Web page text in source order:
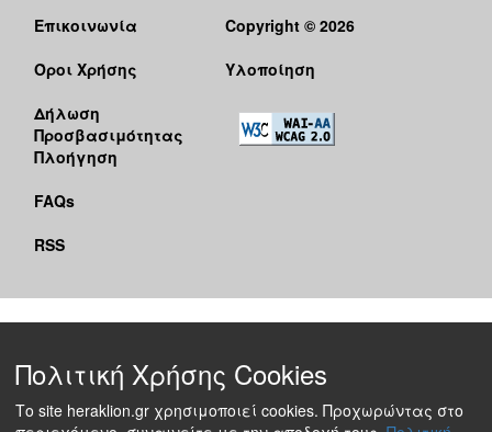
Επικοινωνία
Όροι Χρήσης
Δήλωση
Προσβασιμότητας
Πλοήγηση
FAQs
RSS
Copyright © 2026
Υλοποίηση
Πολιτική Χρήσης Cookies
Το site heraklion.gr χρησιμοποιεί cookies. Προχωρώντας στο